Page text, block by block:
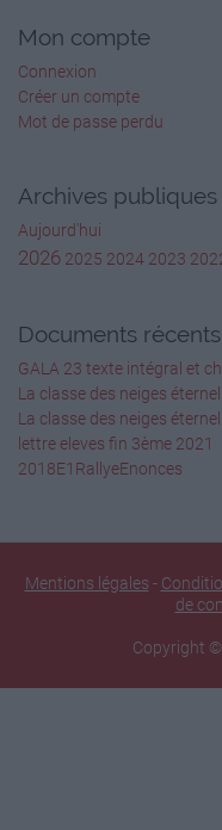
Mon compte
Connexion
Créer un compte
Mot de passe perdu
Archives publiques
Aujourd'hui
2026 2025 2024 2023
Documents récents
GALA 23 texte intégral et
La classe des neiges
La classe des neiges
lettre eleves fin 3ème 2021
2018E1RallyeEnonces
Mentions légales -
de
Copyright ©